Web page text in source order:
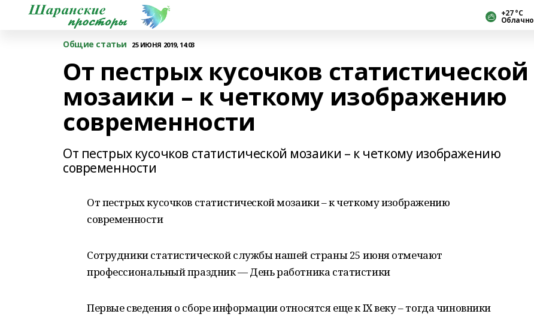
+27 °С
Облачно
Общие статьи 25 ИЮНЯ 2019, 14:03
От пестрых кусочков статистической
мозаики – к четкому изображению
современности
От пестрых кусочков статистической мозаики – к четкому изображению
современности
От пестрых кусочков статистической мозаики – к четкому изображению
современности
Сотрудники статистической службы нашей страны 25 июня отмечают
профессиональный праздник — День работника статистики
Первые сведения о сборе информации относятся еще к IX веку – тогда чиновники